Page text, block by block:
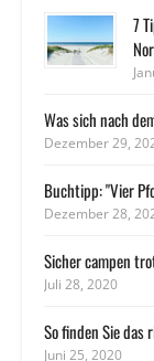
7
Was sich nach
Dezember 29,
Buchtipp: "Vier
Dezember 28,
Sicher campen
Juli 28, 2020
So finden Sie
Juni 25, 2020